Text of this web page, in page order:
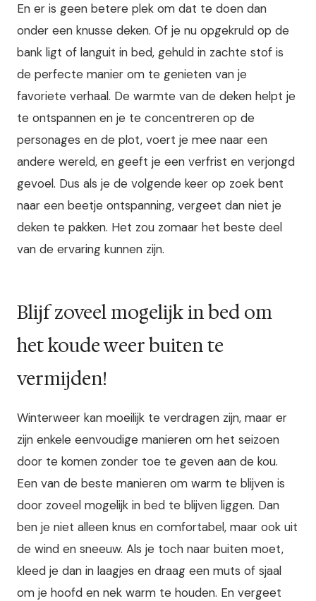
En er is geen betere plek om dat te doen dan
onder een knusse deken. Of je nu opgekruld op de
bank ligt of languit in bed, gehuld in zachte stof is
de perfecte manier om te genieten van je
favoriete verhaal. De warmte van de deken helpt je
te ontspannen en je te concentreren op de
personages en de plot, voert je mee naar een
andere wereld, en geeft je een verfrist en verjongd
gevoel. Dus als je de volgende keer op zoek bent
naar een beetje ontspanning, vergeet dan niet je
deken te pakken. Het zou zomaar het beste deel
van de ervaring kunnen zijn.
Blijf zoveel mogelijk in bed om
het koude weer buiten te
vermijden!
Winterweer kan moeilijk te verdragen zijn, maar er
zijn enkele eenvoudige manieren om het seizoen
door te komen zonder toe te geven aan de kou.
Een van de beste manieren om warm te blijven is
door zoveel mogelijk in bed te blijven liggen. Dan
ben je niet alleen knus en comfortabel, maar ook uit
de wind en sneeuw. Als je toch naar buiten moet,
kleed je dan in laagjes en draag een muts of sjaal
om je hoofd en nek warm te houden. En vergeet